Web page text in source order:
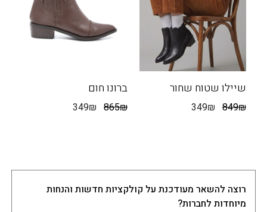
שיילו שטוח שחור
849₪
349₪
ברונו חום
865₪
349₪
רוצה להשאר מעודכנת על קולקציות חדשות והנחות
מיוחדות לחברות?